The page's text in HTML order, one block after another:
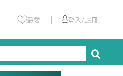
最愛 ｜ 登入/註冊